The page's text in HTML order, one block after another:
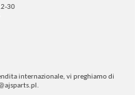
30
internazionale, vi preghiamo di